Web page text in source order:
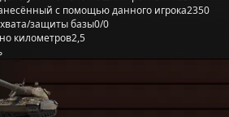
с помощью данного игрока2350
защиты базы0/0
километров2,5